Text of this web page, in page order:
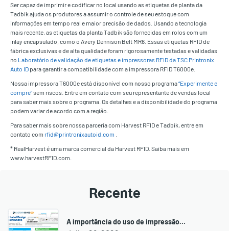
Ser capaz de imprimir e codificar no local usando as etiquetas de planta da
Tadbik ajuda os produtores a assumir o controle de seu estoque com
informações em tempo real e maior precisão de dados. Usando a tecnologia
mais recente, as etiquetas da planta Tadbik são fornecidas em rolos com um
inlay encapsulado, como o Avery Dennison Belt MR6. Essas etiquetas RFID de
fábrica exclusivas e de alta qualidade foram rigorosamente testadas e validadas
no Laboratório de validação de etiquetas e impressoras RFID da TSC Printronix
Auto ID para garantir a compatibilidade com a impressora RFID T6000e.
Nossa impressora T6000e está disponível com nosso programa“Experimente e
compre”sem riscos. Entre em contato com seu representante de vendas local
para saber mais sobre o programa. Os detalhes e a disponibilidade do programa
podem variar de acordo com a região.
Para saber mais sobre nossa parceria com Harvest RFID e Tadbik, entre em
contato com rfid@printronixautoid.com
* RealHarvest é uma marca comercial da Harvest RFID. Saiba mais em
www.harvestRFID.com.
Recente
A importância do uso de impressão…